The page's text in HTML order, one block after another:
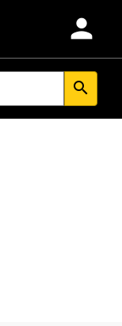
person
search